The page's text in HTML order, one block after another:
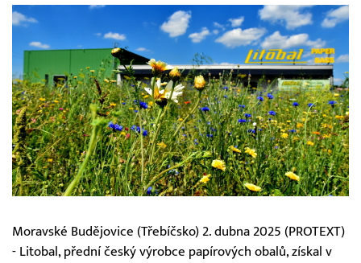
Moravské Budějovice (Třebíčsko) 2. dubna 2025 (PROTEXT)
- Litobal, přední český výrobce papírových obalů, získal v